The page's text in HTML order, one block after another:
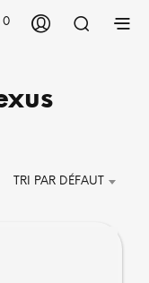
0
TRI PAR DÉFAUT